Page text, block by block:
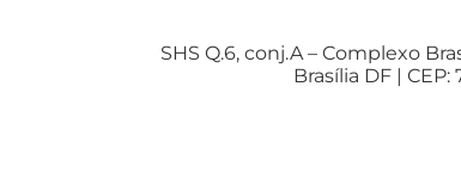
SHS Q.6, conj.A – Complexo
Brasília DF | CEP: